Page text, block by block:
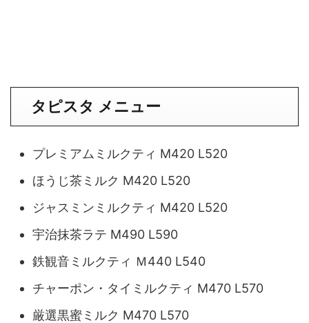
タピスタ メニュー
プレミアムミルクティ M420 L520
ほうじ茶ミルク M420 L520
ジャスミンミルクティ M420 L520
宇治抹茶ラテ M490 L590
鉄観音ミルクティ Ｍ440 L540
チャーポン・タイミルクティ M470 L570
厳選黒蜜ミルク M470 L570